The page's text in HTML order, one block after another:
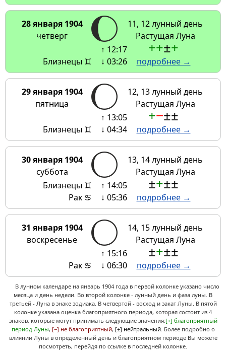
28 января 1904
четверг
11, 12 лунный день
Растущая Луна
Близнецы ♊
↑ 12:17
↓ 03:26
++±+
подробнее →
29 января 1904
пятница
12, 13 лунный день
Растущая Луна
Близнецы ♊
↑ 13:05
↓ 04:34
+−±±
подробнее →
30 января 1904
суббота
13, 14 лунный день
Растущая Луна
Близнецы ♊
Рак ♋
↑ 14:05
↓ 05:36
±+±±
подробнее →
31 января 1904
воскресенье
14, 15 лунный день
Растущая Луна
Рак ♋
↑ 15:16
↓ 06:30
±+±±
подробнее →
В лунном календаре на январь 1904 года в первой колонке указано число
месяца и день недели. Во второй колонке - лунный день и фаза луны. В
третьей - Луна в знаке зодиака. В четвертой - восход и закат Луны. В пятой
колонке указана оценка благоприятного периода, которая состоит из 4
знаков, которые могут принимать следующие значения:[+] благоприятный
период Луны, [−] не благоприятный, [±] нейтральный. Более подробно о
влиянии Луны в определенный день и благоприятном периоде Вы можете
посмотреть, перейдя по ссылке в последней колонке.